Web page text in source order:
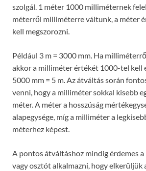
szolgál. 1 méter 1000 milliméternek
méterről milliméterre váltunk, a méter
kell megszorozni.
Például 3 m = 3000 mm. Ha
akkor a milliméter értékét 1000-tel kell
5000 mm = 5 m. Az átváltás során
venni, hogy a milliméter sokkal kisebb
méter. A méter a hosszúság
alapegysége, míg a milliméter a
méterhez képest.
A pontos átváltáshoz mindig érdemes
vagy osztót alkalmazni, hogy elkerüljük